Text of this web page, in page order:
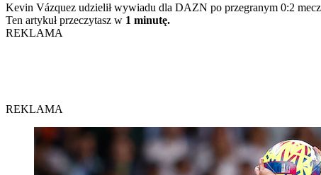
Kevin Vázquez udzielił wywiadu dla DAZN po przegranym 0:2
Ten artykuł przeczytasz w 1 minutę.
REKLAMA
REKLAMA